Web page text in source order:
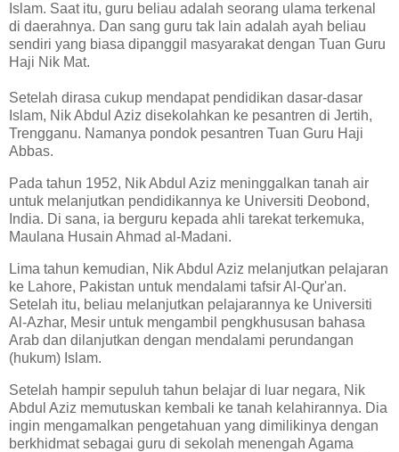
Islam. Saat itu, guru beliau adalah seorang ulama terkenal
di daerahnya. Dan sang guru tak lain adalah ayah beliau
sendiri yang biasa dipanggil masyarakat dengan Tuan Guru
Haji Nik Mat.
Setelah dirasa cukup mendapat pendidikan dasar-dasar
Islam, Nik Abdul Aziz disekolahkan ke pesantren di Jertih,
Trengganu. Namanya pondok pesantren Tuan Guru Haji
Abbas.
Pada tahun 1952, Nik Abdul Aziz meninggalkan tanah air
untuk melanjutkan pendidikannya ke Universiti Deobond,
India. Di sana, ia berguru kepada ahli tarekat terkemuka,
Maulana Husain Ahmad al-Madani.
Lima tahun kemudian, Nik Abdul Aziz melanjutkan pelajaran
ke Lahore, Pakistan untuk mendalami tafsir Al-Qur'an.
Setelah itu, beliau melanjutkan pelajarannya ke Universiti
Al-Azhar, Mesir untuk mengambil pengkhususan bahasa
Arab dan dilanjutkan dengan mendalami perundangan
(hukum) Islam.
Setelah hampir sepuluh tahun belajar di luar negara, Nik
Abdul Aziz memutuskan kembali ke tanah kelahirannya. Dia
ingin mengamalkan pengetahuan yang dimilikinya dengan
berkhidmat sebagai guru di sekolah menengah Agama